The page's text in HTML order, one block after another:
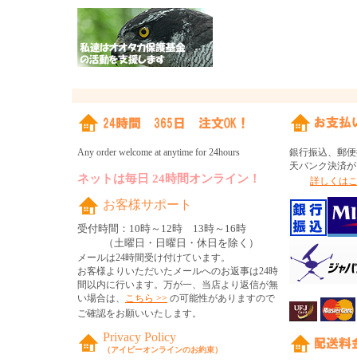
Any order welcome at anytime for 24hours
ネットは毎日 24時間オンライン！
お客様サポート
受付時間：10時～12時 13時～16時
（土曜日・日曜日・休日を除く）
メールは24時間受け付けています。
お客様よりいただいたメールへのお返事は24時
間以内に行います。万が一、当店より返信が無
い場合は、 こちら >> の可能性がありますので
ご確認をお願いいたします。
Privacy Policy
（アイビーオンラインのお約束）
銀行振込、郵
天バンク決済
詳しくは